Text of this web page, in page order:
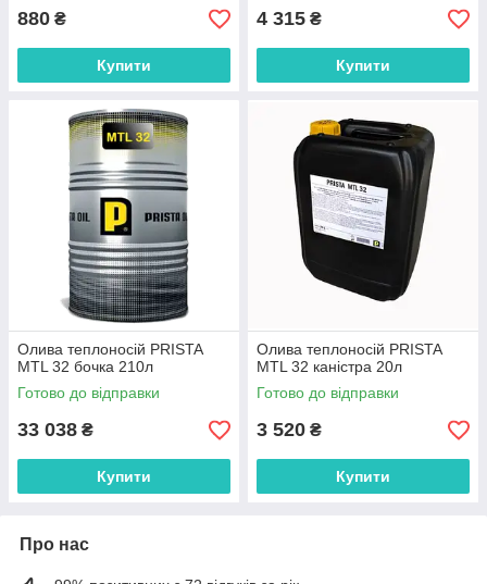
880 ₴
Купити
4 315 ₴
Купити
Олива теплоносій PRISTA
MTL 32 бочка 210л
Готово до відправки
33 038 ₴
Купити
Олива теплоносій PRISTA
MTL 32 каністра 20л
Готово до відправки
3 520 ₴
Купити
Про нас